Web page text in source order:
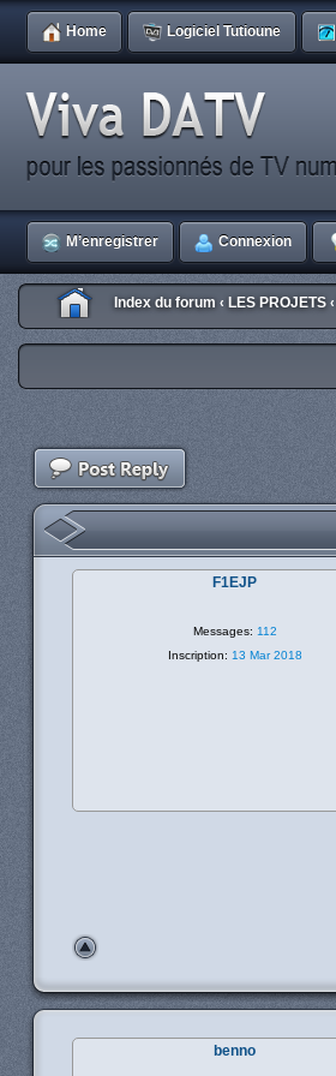
Home Logiciel Tutioune
M’enregistrer Connexion
Index du forum ‹ LES PROJETS ‹
F1EJP
Messages: 112
Inscription: 13 Mar 2018
benno